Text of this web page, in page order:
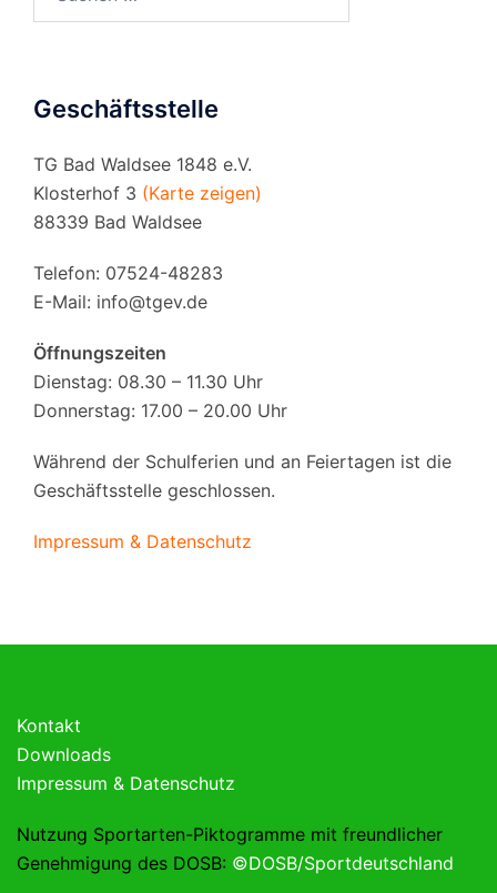
Geschäftsstelle
TG Bad Waldsee 1848 e.V.
Klosterhof 3 (Karte zeigen)
88339 Bad Waldsee
Telefon: 07524-48283
E-Mail: info@tgev.de
Öffnungszeiten
Dienstag: 08.30 – 11.30 Uhr
Donnerstag: 17.00 – 20.00 Uhr
Während der Schulferien und an Feiertagen ist die
Geschäftsstelle geschlossen.
Impressum & Datenschutz
Kontakt
Downloads
Impressum & Datenschutz
Nutzung Sportarten-Piktogramme mit freundlicher
Genehmigung des DOSB: ©DOSB/Sportdeutschland